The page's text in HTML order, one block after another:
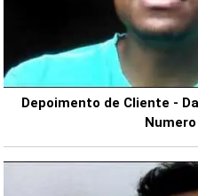
Depoimento de Cliente -